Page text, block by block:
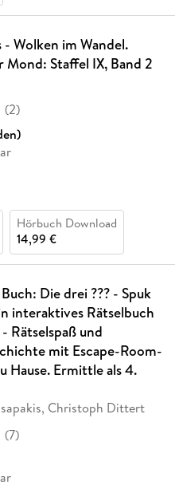
Wolken im Wandel.
Staffel IX, Band 2
(2)
Hörbuch Download
14,99 €
Die drei ??? - Spuk
interaktives Rätselbuch
Rätselspaß und
mit Escape-Room-
Hause. Ermittle als 4.
Christoph Dittert
(7)